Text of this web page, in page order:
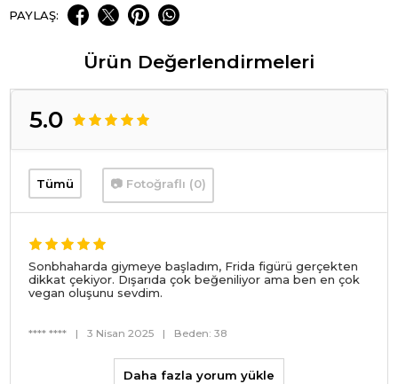
PAYLAŞ:
Ürün Değerlendirmeleri
5.0
Tümü 📷 Fotoğraflı (0)
Sonbhaharda giymeye başladım, Frida figürü gerçekten
dikkat çekiyor. Dışarıda çok beğeniliyor ama ben en çok
vegan oluşunu sevdim.
**** **** | 3 Nisan 2025 | Beden: 38
Daha fazla yorum yükle